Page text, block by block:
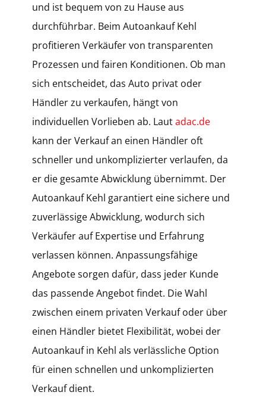
und ist bequem von zu Hause aus
durchführbar. Beim Autoankauf Kehl
profitieren Verkäufer von transparenten
Prozessen und fairen Konditionen. Ob man
sich entscheidet, das Auto privat oder
Händler zu verkaufen, hängt von
individuellen Vorlieben ab. Lautadac.de
kann der Verkauf an einen Händler oft
schneller und unkomplizierter verlaufen, da
er die gesamte Abwicklung übernimmt. Der
Autoankauf Kehl garantiert eine sichere und
zuverlässige Abwicklung, wodurch sich
Verkäufer auf Expertise und Erfahrung
verlassen können. Anpassungsfähige
Angebote sorgen dafür, dass jeder Kunde
das passende Angebot findet. Die Wahl
zwischen einem privaten Verkauf oder über
einen Händler bietet Flexibilität, wobei der
Autoankauf in Kehl als verlässliche Option
für einen schnellen und unkomplizierten
Verkauf dient.